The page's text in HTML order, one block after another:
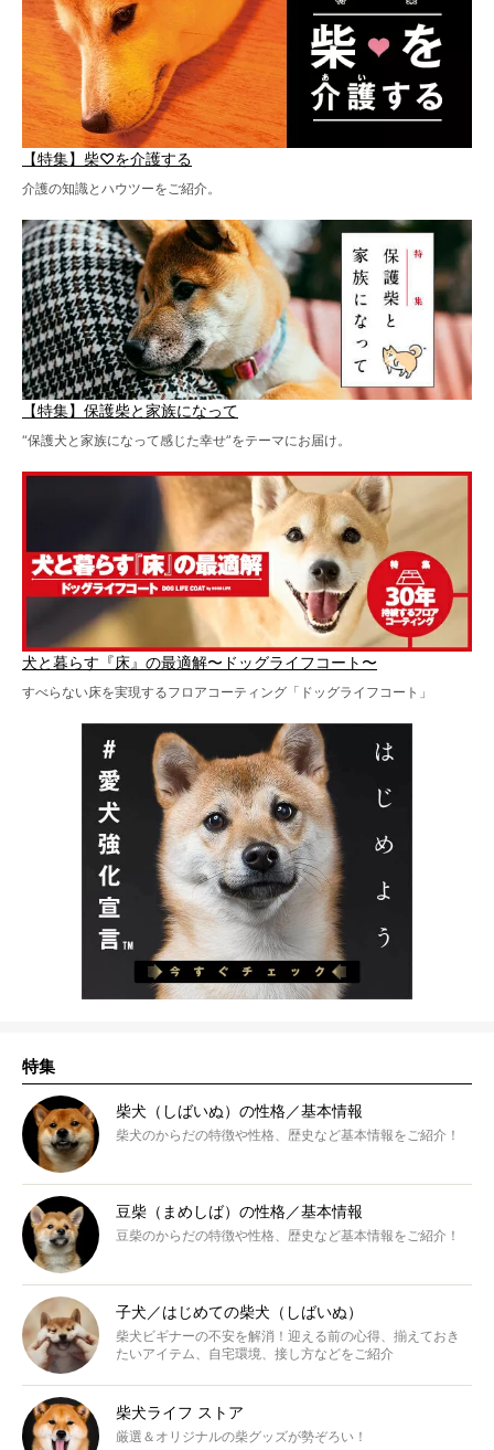
【特集】柴♡を介護する
介護の知識とハウツーをご紹介。
【特集】保護柴と家族になって
“保護犬と家族になって感じた幸せ”をテーマにお届け。
犬と暮らす『床』の最適解〜ドッグライフコート〜
すべらない床を実現するフロアコーティング「ドッグライフコート」
特集
柴犬（しばいぬ）の性格／基本情報
柴犬のからだの特徴や性格、歴史など基本情報をご紹介！
豆柴（まめしば）の性格／基本情報
豆柴のからだの特徴や性格、歴史など基本情報をご紹介！
子犬／はじめての柴犬（しばいぬ）
柴犬ビギナーの不安を解消！迎える前の心得、揃えておき
たいアイテム、自宅環境、接し方などをご紹介
柴犬ライフ ストア
厳選＆オリジナルの柴グッズが勢ぞろい！